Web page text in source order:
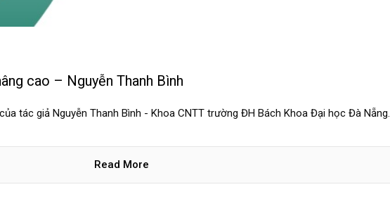
cao – Nguyễn Thanh Bình
tác giả Nguyễn Thanh Bình - Khoa CNTT trường ĐH Bách Khoa Đại học Đà Nẵng.
Read More